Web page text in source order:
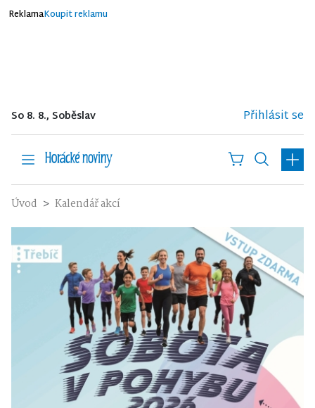
ReklamaKoupit reklamu
So 8. 8., Soběslav Přihlásit se
Úvod Kalendář akcí